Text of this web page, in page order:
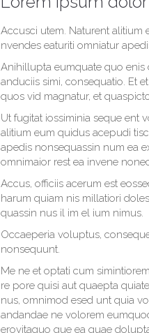
Accusci utem. Naturent alitium
nvendes eaturiti omniatur
Anihillupta eumquate quo enis
anduciis simi, consequatio. Et
quos vid magnatur, et
Ut fugitat iossiminia seque ent
alitium eum quidus acepudi
apedis nonsequassin num ea
omnimaior rest ea invene
Accus, officiis acerum est
harum quiam nis millatiori
quassin nus il im el ium nimus.
Occaeperia voluptus,
nonsequunt.
Me ne et optati cum
re pore quisi aut quaepta
nus, omnimod esed unt quia
andandae ne volorem
erovitaquo que ea quae